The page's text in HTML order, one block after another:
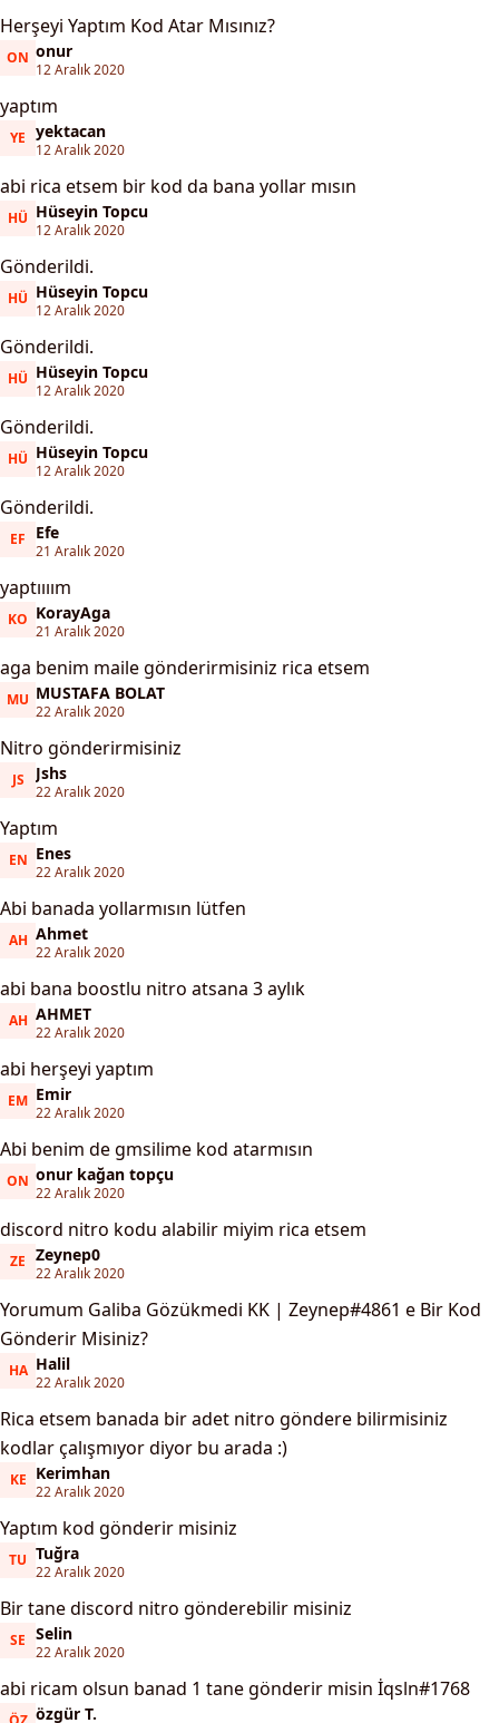
Herşeyi Yaptım Kod Atar Mısınız?
ONonur
onur
12 Aralık 2020
yaptım
YEyektacan
yektacan
12 Aralık 2020
abi rica etsem bir kod da bana yollar mısın
HÜHüseyin Topcu
Hüseyin Topcu
12 Aralık 2020
Gönderildi.
HÜHüseyin Topcu
Hüseyin Topcu
12 Aralık 2020
Gönderildi.
HÜHüseyin Topcu
Hüseyin Topcu
12 Aralık 2020
Gönderildi.
HÜHüseyin Topcu
Hüseyin Topcu
12 Aralık 2020
Gönderildi.
EF
Efe
Efe
21 Aralık 2020
yaptıııım
KOKorayAga
KorayAga
21 Aralık 2020
aga benim maile gönderirmisiniz rica etsem
MUMUSTAFA BOLAT
MUSTAFA BOLAT
22 Aralık 2020
Nitro gönderirmisiniz
JSJshs
Jshs
22 Aralık 2020
Yaptım
ENEnes
Enes
22 Aralık 2020
Abi banada yollarmısın lütfen
AHAhmet
Ahmet
22 Aralık 2020
abi bana boostlu nitro atsana 3 aylık
AHAHMET
AHMET
22 Aralık 2020
abi herşeyi yaptım
EMEmir
Emir
22 Aralık 2020
Abi benim de gmsilime kod atarmısın
ONonur kağan topçu
onur kağan topçu
22 Aralık 2020
discord nitro kodu alabilir miyim rica etsem
ZEZeynep0
Zeynep0
22 Aralık 2020
Yorumum Galiba Gözükmedi KK | Zeynep#4861 e Bir Kod
Gönderir Misiniz?
HA
Halil
Halil
22 Aralık 2020
Rica etsem banada bir adet nitro göndere bilirmisiniz
kodlar çalışmıyor diyor bu arada :)
KEKerimhan
Kerimhan
22 Aralık 2020
Yaptım kod gönderir misiniz
TUTuğra
Tuğra
22 Aralık 2020
Bir tane discord nitro gönderebilir misiniz
SESelin
Selin
22 Aralık 2020
abi ricam olsun banad 1 tane gönderir misin İqsln#1768
özgür T.